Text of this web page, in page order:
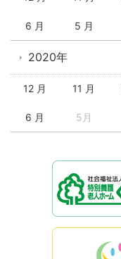
6 月 5 月
2020年
12 月 11 月
6 月 5月